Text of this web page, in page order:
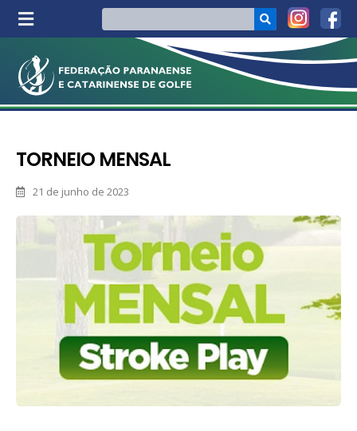
TORNEIO MENSAL
21 de junho de 2023